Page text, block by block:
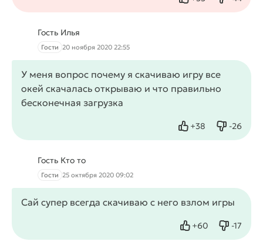
Нравится Не
Гость Илья
Гости 20 ноября 2020 22:55
У меня вопрос почему я скачиваю игру все
окей скачалась открываю и что правильно
бесконечная загрузка
+38
Нравится -26
Не
Гость Кто то
Гости 25 октября 2020 09:02
Сай супер всегда скачиваю с него взлом игры
+60
Нравится -17
Не